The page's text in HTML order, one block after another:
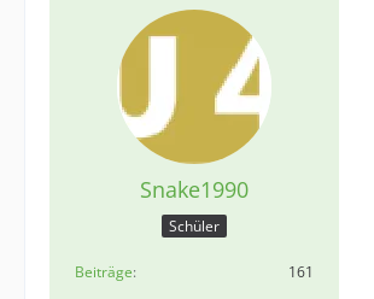
Snake1990
Schüler
Beiträge 161